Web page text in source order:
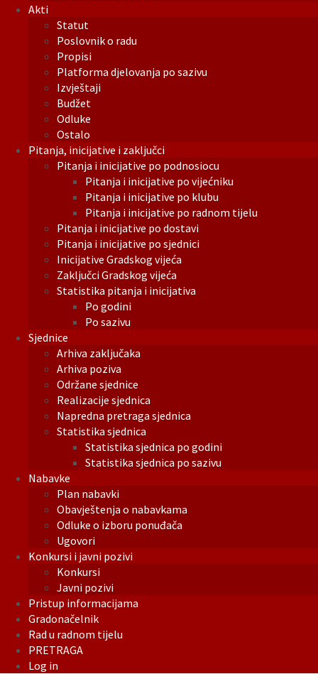
Akti
Statut
Poslovnik o radu
Propisi
Platforma djelovanja po sazivu
Izvještaji
Budžet
Odluke
Ostalo
Pitanja, inicijative i zaključci
Pitanja i inicijative po podnosiocu
Pitanja i inicijative po vijećniku
Pitanja i inicijative po klubu
Pitanja i inicijative po radnom tijelu
Pitanja i inicijative po dostavi
Pitanja i inicijative po sjednici
Inicijative Gradskog vijeća
Zaključci Gradskog vijeća
Statistika pitanja i inicijativa
Po godini
Po sazivu
Sjednice
Arhiva zaključaka
Arhiva poziva
Održane sjednice
Realizacije sjednica
Napredna pretraga sjednica
Statistika sjednica
Statistika sjednica po godini
Statistika sjednica po sazivu
Nabavke
Plan nabavki
Obavještenja o nabavkama
Odluke o izboru ponuđača
Ugovori
Konkursi i javni pozivi
Konkursi
Javni pozivi
Pristup informacijama
Gradonačelnik
Rad u radnom tijelu
PRETRAGA
Log in